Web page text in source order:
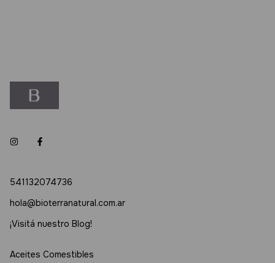
541132074736
hola@bioterranatural.com.ar
¡Visitá nuestro Blog!
Aceites Comestibles